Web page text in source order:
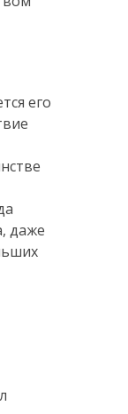
его
даже